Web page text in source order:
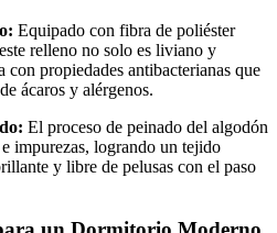
Equipado con fibra de poliéster
relleno no solo es liviano y
propiedades antibacterianas que
ácaros y alérgenos.
El proceso de peinado del algodón
impurezas, logrando un tejido
y libre de pelusas con el paso